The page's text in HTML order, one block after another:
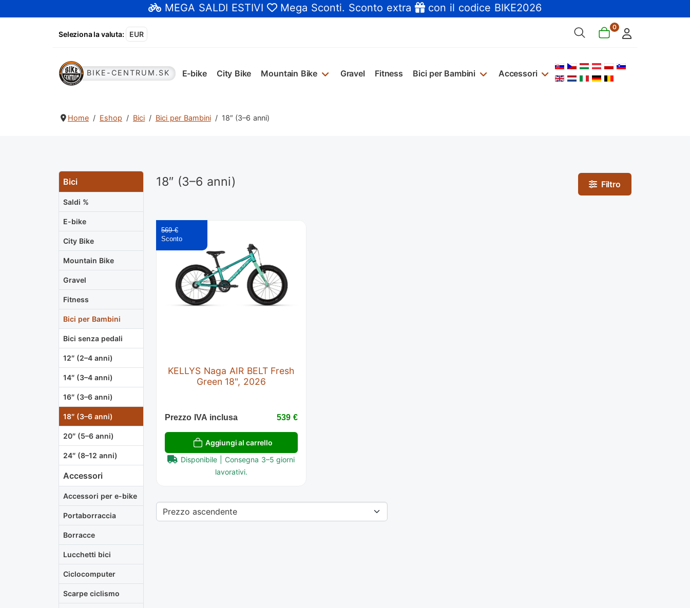
MEGA SALDI ESTIVI Mega Sconti. Sconto extra con il codice BIKE2026
Seleziona la valuta: EUR
0
BIKE-CENTRUM.SK E-bike City Bike Mountain Bike Gravel Fitness Bici per Bambini Accessori
Seleziona la tua lingua
Home Eshop Bici Bici per Bambini 18″ (3–6 anni)
Bici
Saldi %
E-bike
City Bike
Mountain Bike
Gravel
Fitness
Bici per Bambini
Bici senza pedali
12″ (2–4 anni)
14″ (3–4 anni)
16″ (3–6 anni)
18″ (3–6 anni)
20″ (5–6 anni)
24″ (8–12 anni)
Accessori
Accessori per e-bike
Portaborraccia
Borracce
Lucchetti bici
Ciclocomputer
Scarpe ciclismo
18″ (3–6 anni) Filtro
KELLYS Naga AIR BELT Fresh
Green 18", 2026
569 €
Prezzo IVA inclusa 539 €
Aggiungi al carrello
Disponibile | Consegna 3–5 giorni
lavorativi.